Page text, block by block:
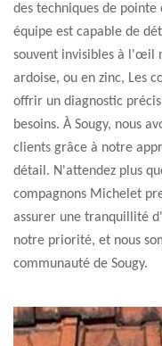
des techniques de
équipe est capable de
souvent invisibles à l'œil
ardoise, ou en zinc, Les
offrir un diagnostic
besoins. À Sougy, nous
clients grâce à notre
détail. N'attendez plus
compagnons Michelet
assurer une tranquillité
notre priorité, et nous
communauté de Sougy.